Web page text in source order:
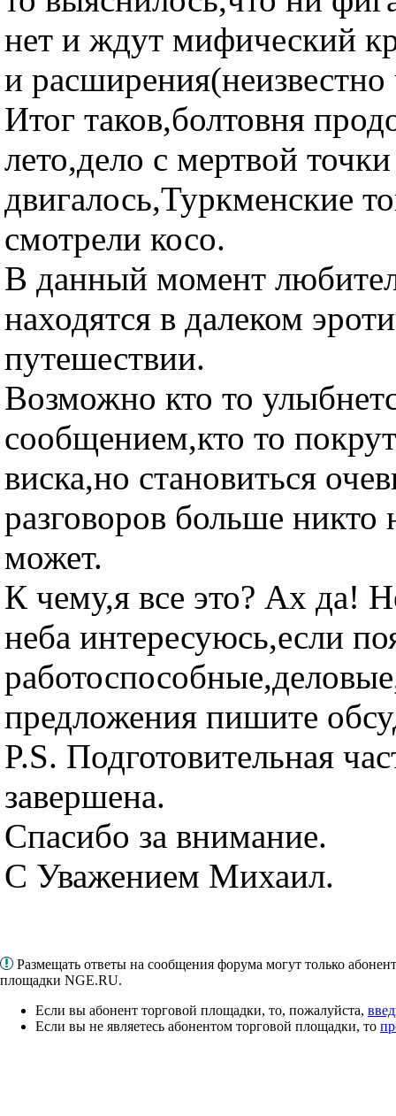
нет и ждут мифический
и расширения(неизвестно
Итог таков,болтовня
лето,дело с мертвой
двигалось,Туркменские
смотрели косо.
В данный момент
находятся в далеком
путешествии.
Возможно кто то
сообщением,кто то
виска,но становиться
разговоров больше никто
может.
К чему,я все это? Ах да!
неба интересуюсь,если
предложения пишите
P.S. Подготовительная
завершена.
Спасибо за внимание.
С Уважением Михаил.
Размещать ответы на сообщения форума могут только
площадки NGE.RU.
Если вы абонент торговой площадки, то, пожалуйста,
Если вы не являетесь абонентом торговой площадки, то